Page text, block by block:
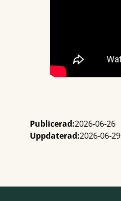
Publicerad:2026-06-26
Uppdaterad:2026-06-29